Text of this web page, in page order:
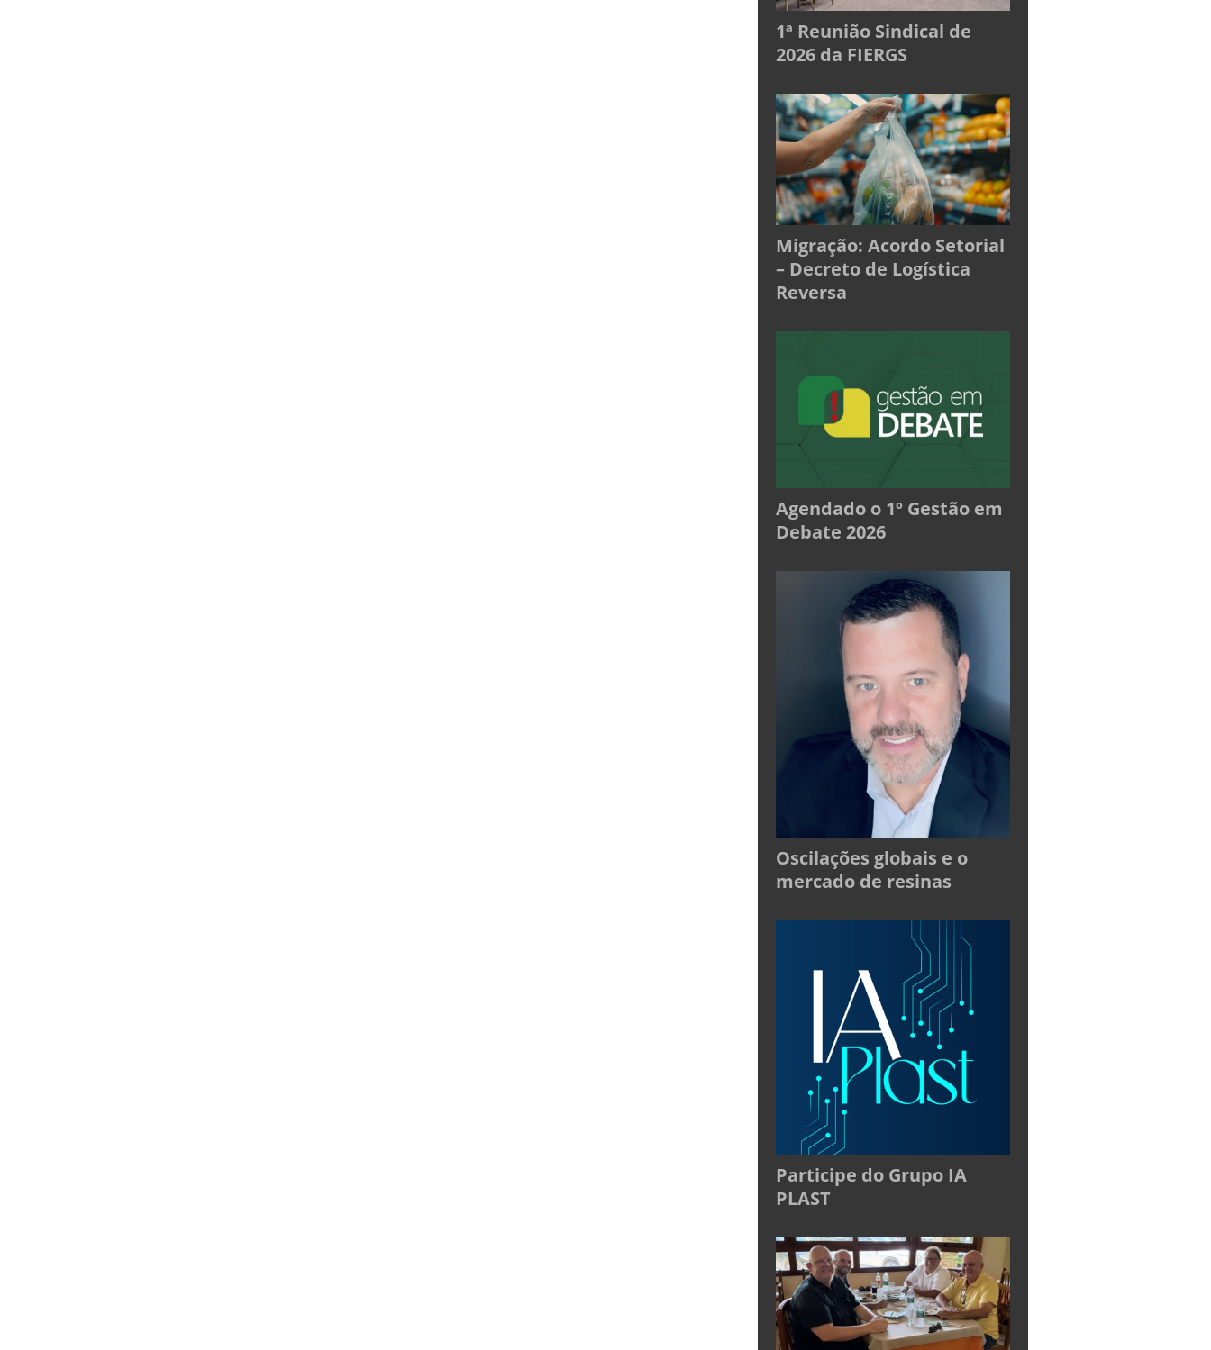
1ª Reunião Sindical de
2026 da FIERGS
Migração: Acordo Setorial
– Decreto de Logística
Reversa
Agendado o 1º Gestão em
Debate 2026
Oscilações globais e o
mercado de resinas
Participe do Grupo IA
PLAST